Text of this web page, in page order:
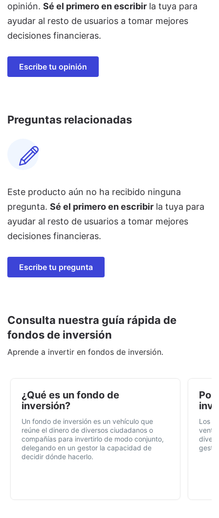
opinión. Sé el primero en escribir la tuya para
ayudar al resto de usuarios a tomar mejores
decisiones financieras.
Escribe tu opinión
Preguntas relacionadas
Este producto aún no ha recibido ninguna
pregunta. Sé el primero en escribir la tuya para
ayudar al resto de usuarios a tomar mejores
decisiones financieras.
Escribe tu pregunta
Consulta nuestra guía rápida de
fondos de inversión
Aprende a invertir en fondos de inversión.
¿Qué es un fondo de
inversión?
Un fondo de inversión es un vehículo que
reúne el dinero de diversos ciudadanos o
compañías para invertirlo de modo conjunto,
delegando en un gestor la capacidad de
decidir dónde hacerlo.
Por
Los